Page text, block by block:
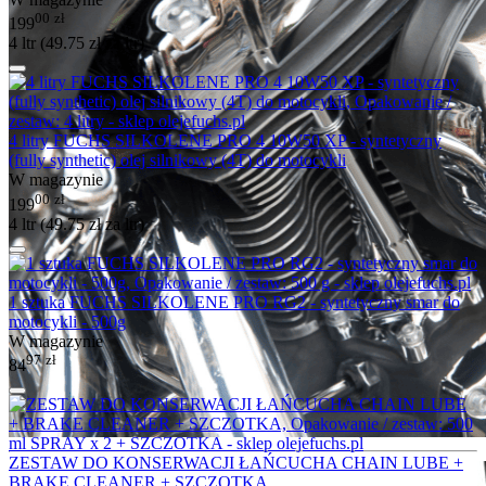
19900 zł
4 ltr (49.75 złza ltr)
4 litry FUCHS SILKOLENE PRO 4 10W50 XP - syntetyczny
(fully synthetic) olej silnikowy (4T) do motocykli
W magazynie
19900 zł
4 ltr (49.75złza ltr)
1 sztuka FUCHS SILKOLENE PRO RG2 - syntetyczny smar do
motocykli - 500g
W magazynie
8497 zł
ZESTAW DO KONSERWACJI ŁAŃCUCHA CHAIN LUBE +
BRAKE CLEANER + SZCZOTKA